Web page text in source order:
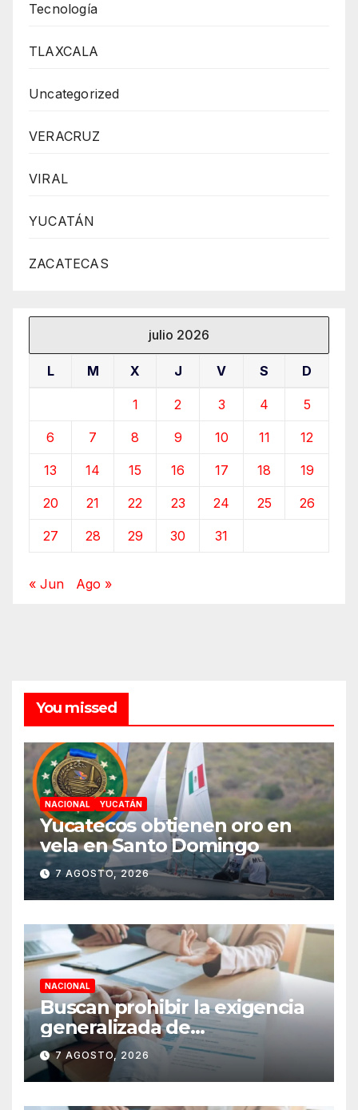
Tecnología
TLAXCALA
Uncategorized
VERACRUZ
VIRAL
YUCATÁN
ZACATECAS
julio 2026
L M X J V S D
1 2 3 4 5
6 7 8 9 10 11 12
13 14 15 16 17 18 19
20 21 22 23 24 25 26
27 28 29 30 31
« Jun Ago »
You missed
NACIONAL YUCATÁN
Yucatecos obtienen oro en
vela en Santo Domingo
7 AGOSTO, 2026
NACIONAL
Buscan prohibir la exigencia
generalizada de
antecedentes penales para
obtener empleo en México
7 AGOSTO, 2026